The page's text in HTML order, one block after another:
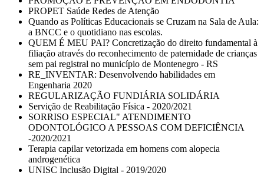
PROPET Saúde Redes de Atenção
Quando as Políticas Educacionais se Cruzam na Sala de Aula:
a BNCC e o quotidiano nas escolas.
QUEM É MEU PAI? Concretização do direito fundamental à
filiação através do reconhecimento de paternidade de crianças
sem pai registral no município de Montenegro - RS
RE_INVENTAR: Desenvolvendo habilidades em
Engenharia 2020
REGULARIZAÇÃO FUNDIÁRIA SOLIDÁRIA
Servição de Reabilitação Física - 2020/2021
SORRISO ESPECIAL" ATENDIMENTO
ODONTOLÓGICO A PESSOAS COM DEFICIÊNCIA
-2020/2021
Terapia capilar vetorizada em homens com alopecia
androgenética
UNISC Inclusão Digital - 2019/2020